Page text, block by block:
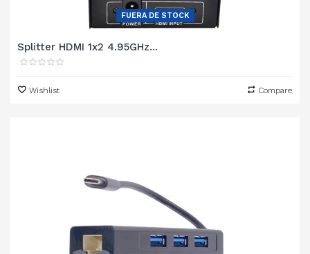
FUERA DE STOCK
Splitter HDMI 1x2 4.95GHz...
Wishlist Compare